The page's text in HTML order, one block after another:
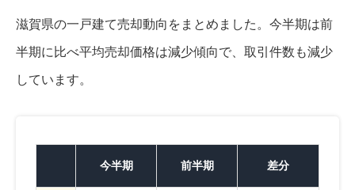
滋賀県の一戸建て売却動向をまとめました。 今半期は前
半期に比べ平均売却価格は減少傾向で、取引件数も減少
しています。
今半期 前半期 差分